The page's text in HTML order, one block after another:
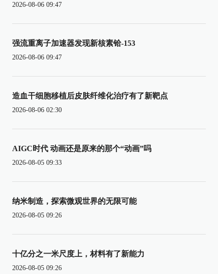
2026-08-06 09:47
强流重离子加速器发现新核素铪-153
2026-08-06 09:47
造血干细胞移植后皮肤纤维化治疗有了新靶点
2026-08-06 02:30
AIGC时代 动画还是原来的那个“动画”吗
2026-08-05 09:33
纳米制造，探索微观世界的无限可能
2026-08-05 09:26
十亿分之一米尺度上，材料有了新能力
2026-08-05 09:26